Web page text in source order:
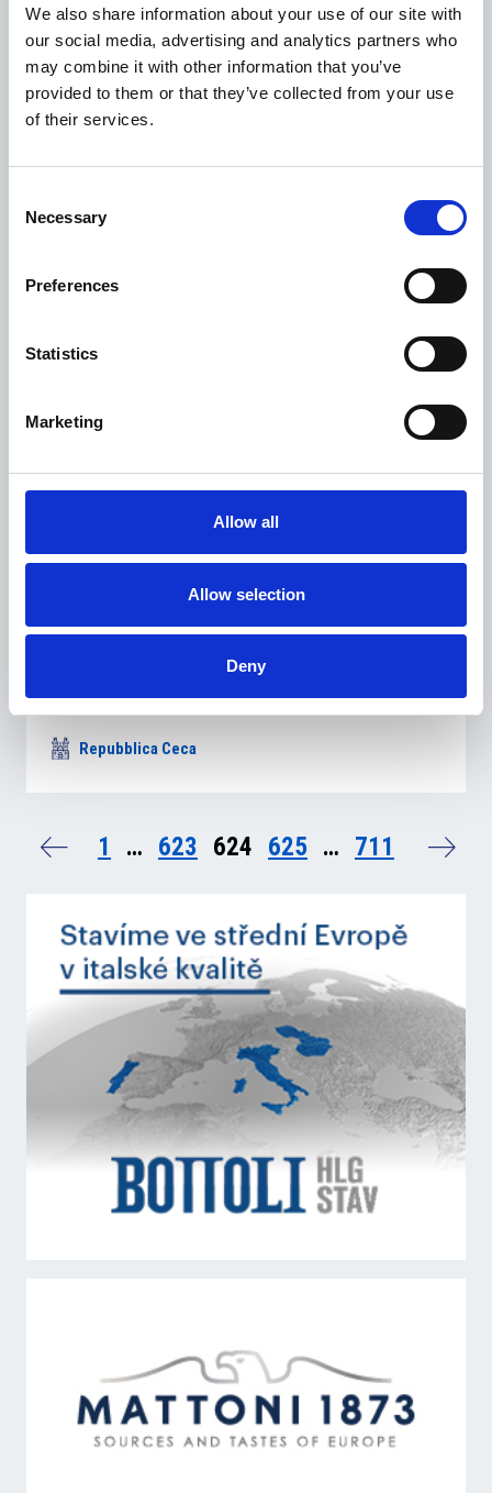
We also share information about your use of our site with
our social media, advertising and analytics partners who
may combine it with other information that you’ve
provided to them or that they’ve collected from your use
of their services.
Selection
Necessary
Preferences
Statistics
Marketing
Allow all
Allow selection
Deny
A Brno comincia la 59sima edizione della Fiera
Repubblica Ceca
9 Ottobre 2017
Travel Service prende il controllo della compagnia
aerea Czech Airlines
Repubblica Ceca
1 … 623 624 625 … 711